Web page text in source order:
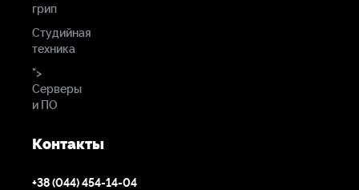
грип
Студийная
техника
">
Серверы
и ПО
Контакты
+38 (044) 454-14-04